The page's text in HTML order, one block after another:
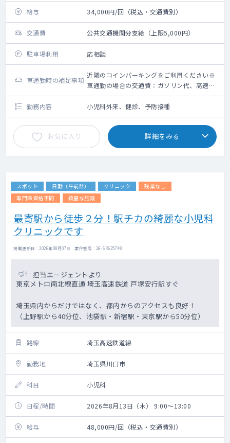
給与 34,000円/回（税込・交通費別）
交通費 公共交通機関分支給（上限5,000円）
駐車場利用 応相談
車通勤時の補足事項
近隣のコインパーキングをご利用ください※
車通勤の場合の交通費：ガソリン代、高速道
路利用料金（上限5,000円）＋駐車場代（上
限2,000円）
勤務内容 小児科外来、健診、予防接種
お気に入り 詳細をみる
スポット 日勤（午前診） クリニック
残業なし
専門医資格不問
綺麗な施設
最寄駅から徒歩２分！駅チカの綺麗な小児科
クリニックです
掲載更新日 : 2026年08月07日 案件番号 : 26-SR625748
担当エージェントより
東京メトロ南北線直通 埼玉高速鉄道 戸塚安行駅すぐ
埼玉県内からだけではなく、都内からのアクセスも良好！
（上野駅から40分位、池袋駅・新宿駅・東京駅から50分位）
路線 埼玉高速鉄道線
勤務地 埼玉県川口市
科目 小児科
日程/時間 2026年8月13日（木） 9:00～13:00
給与 48,000円/回（税込・交通費別）